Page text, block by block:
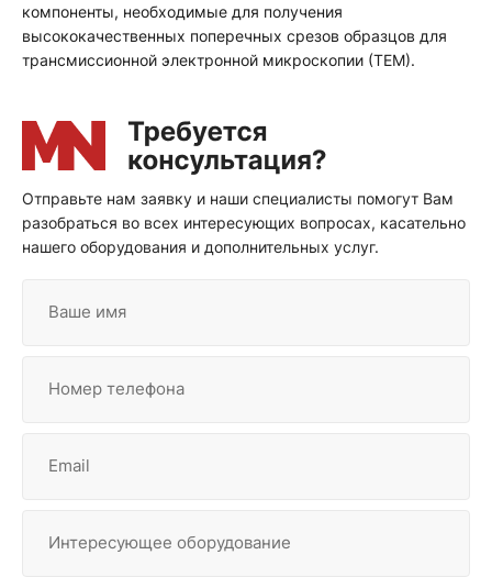
компоненты, необходимые для получения
высококачественных поперечных срезов образцов для
трансмиссионной электронной микроскопии (ТЕМ).
Отправьте нам заявку и наши специалисты помогут Вам
разобраться во всех интересующих вопросах, касательно
нашего оборудования и дополнительных услуг.
Ваше имя
Номер телефона
Email
Интересующее оборудование